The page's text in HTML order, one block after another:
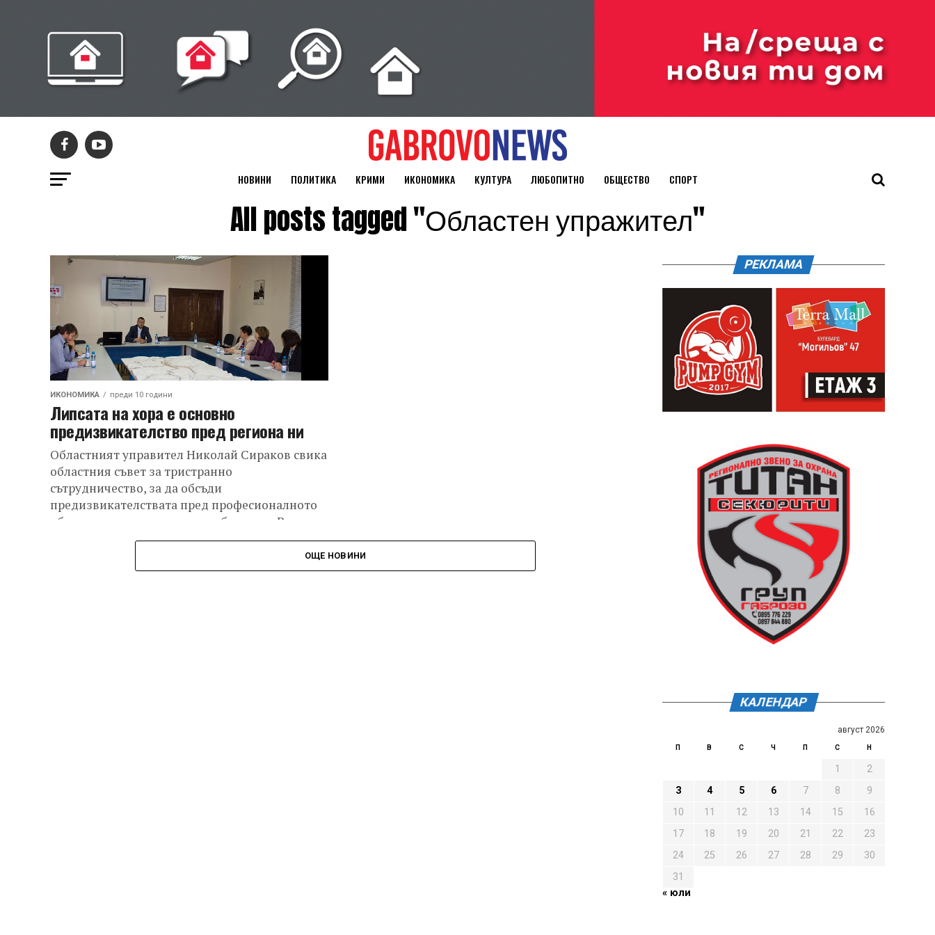
НОВИНИ ПОЛИТИКА КРИМИ ИКОНОМИКА КУЛТУРА ЛЮБОПИТНО ОБЩЕСТВО СПОРТ
All posts tagged "Областен упражител"
ИКОНОМИКА преди 10 години
Липсата на хора е основно
предизвикателство пред региона ни
Областният управител Николай Сираков свика
областния съвет за тристранно
сътрудничество, за да обсъди
предизвикателствата пред професионалното
образование и връзката му с бизнеса. „Всички
сме наясно, че...
ОЩЕ НОВИНИ
РЕКЛАМА
КАЛЕНДАР
август 2026
П В С Ч П С Н
1
2
3
4 5 6 7 8
9
10
11 12 13 14 15
16
17
18 19 20 21 22
23
24
25 26 27 28 29
30
31
« юли